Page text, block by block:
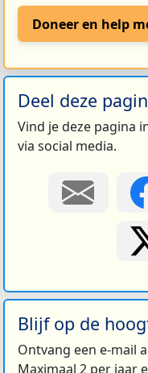
Doneer en help
Deel deze
Vind je deze pagina
via social media.
Blijf op de
Ontvang een e-mail
Maximaal 2 per jaar